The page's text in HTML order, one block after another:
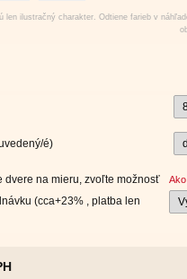
len ilustračný charakter. Odtiene farieb v
é)
dvere na mieru, zvoľte možnosť
(cca+23% , platba len